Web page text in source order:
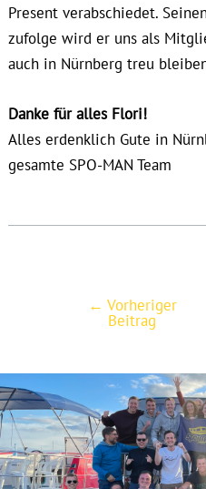
Present verabschiedet.
zufolge wird er uns als
auch in Nürnberg treu
Danke für alles Flori!
Alles erdenklich Gute in
gesamte SPO-MAN Team
navigation
← Vorheriger
Beitrag